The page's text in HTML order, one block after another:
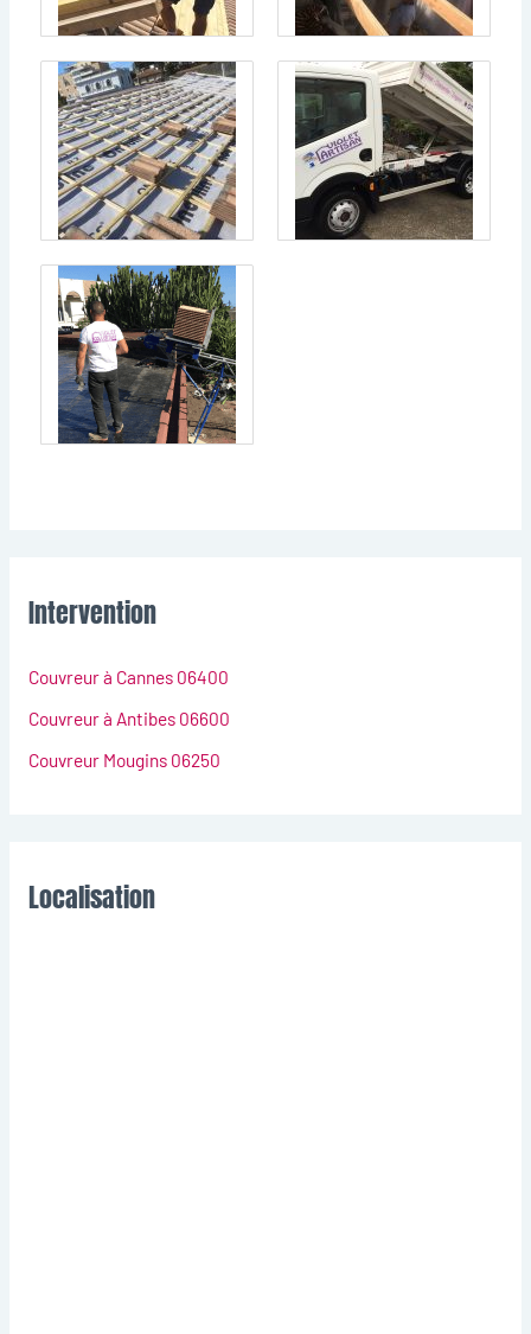
Intervention
Couvreur à Cannes 06400
Couvreur à Antibes 06600
Couvreur Mougins 06250
Localisation